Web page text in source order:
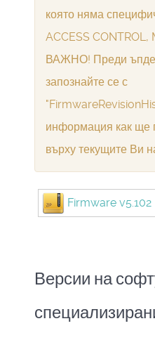
която няма
ACCESS CONTROL,
ВАЖНО! Преди
запознайте се с
информация как ще
върху текущите Ви
Firmware v5.102
Версии на